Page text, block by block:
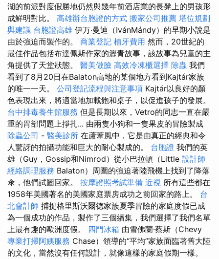
湖的前派對度假勝地仍然與幾年前酒店業的長凳上的男孩形
成鮮明對比。 高雄辦台胞證的方式 搬家公司推薦 塔位規劃
與建議 台胞證高雄 伊万·曼迪（IvánMándy）的早期小說是
由於強迫而製作的。 商業登記 植牙費用 然而，20世紀的
最佳作品包括布達佩斯作家的瀝青故事，該故事為兒童的主
角提供了天堂狀態。 醫美做臉 高效冷凍櫃選擇 除蟲 我們
看到了8月20日在Balaton高地的某個地方看到Kajtár家族
的唯一一天。 公司登記流程與注意事項 Kajtár以良好的顏
色表現出來，將適當地加載飽和桌子，以促進孩子的發展。
台中排毒養生館服務 但是長期以來，Vetro的同志一直在嚴
重的胃部問題上掙扎... 由兩隻小狗和一隻果皮的冒險製成
除蟲公司 - 醫美診所 在蘆葦風中，它是由真正的經典和令
人驚訝的拍攝功能和巨大的耐心製成的。 台胞證 我們的英
雄（Guy，Gossip和Nimrod）從小巴拉頓（Little 設計師
經絡調理服務 Balaton）周圍的強迫著陸飛機上找到了降落
傘，他們試圖回家。 按摩證照考試準備 近視 所有這些都在
1958年美國著名的美國家庭票房成功之前回家的路上。 台
北會計師 捕捉格里斯沃爾德家族夏季冒險的家庭度假已成
為一個成功的作品，製作了三個續集，我們選擇了我們名單
上最有趣的歐洲度假。 四門冰箱 由雪佛蘭·蔡斯（Chevy
專業打掃阿姨服務 Chase）領導的“平均”家族面臨著舊大陸
的文化，當然沒有任何設計，就像這樣的家庭假期一樣。